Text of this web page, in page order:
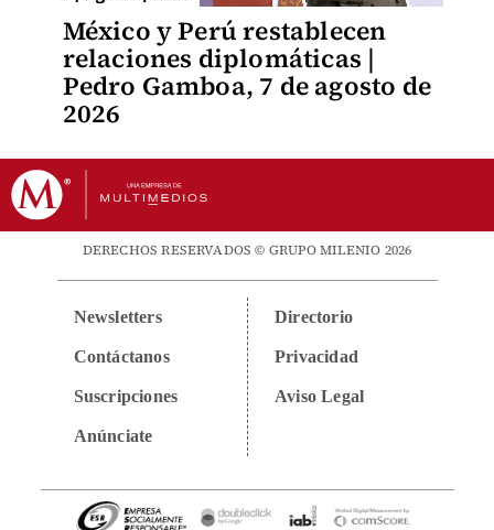
México y Perú restablecen
relaciones diplomáticas |
Pedro Gamboa, 7 de agosto de
2026
DERECHOS RESERVADOS © GRUPO MILENIO 2026
Newsletters
Contáctanos
Suscripciones
Anúnciate
Directorio
Privacidad
Aviso Legal